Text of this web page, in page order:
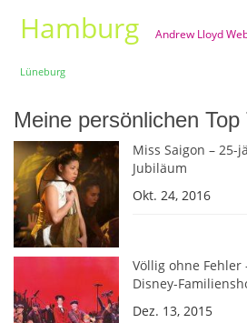
Hamburg Andrew Lloyd
Lüneburg
Meine persönlichen Top
Miss Saigon – 25-
Jubiläum
Okt. 24, 2016
Völlig ohne Fehler
Disney-
Dez. 13, 2015